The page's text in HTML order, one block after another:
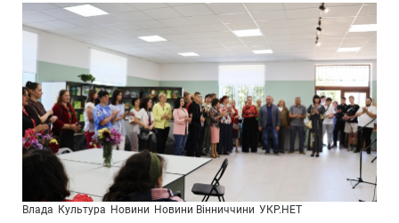
Влада Культура Новини Новини Вінниччини УКР.НЕТ